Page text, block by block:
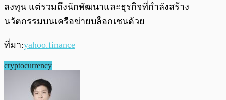
ลงทุน แต่รวมถึงนักพัฒนาและธุรกิจที่กำลังสร้าง
นวัตกรรมบนเครือข่ายบล็อกเชนด้วย
ที่มา:yahoo.finance
cryptocurrency